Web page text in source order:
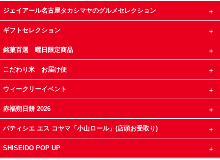
ジェイアール名古屋タカシマヤのグルメセレクション
ギフトセレクション
銘菓百選 曜日限定商品
こだわり米 お届け便
ウィークリーイベント
赤福朔日餅 2026
パティシエ エス コヤマ「小山ロール」(店頭お受取り)
SHISEIDO POP UP